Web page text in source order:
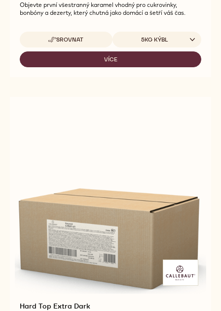
Objevte první všestranný karamel vhodný pro cukrovinky,
bonbóny a dezerty, který chutná jako domácí a šetří váš čas.
SROVNAT
-
KARAMEL
Dostupná balení
5KG KÝBL
VÍCE
-
Hard Top Extra Dark